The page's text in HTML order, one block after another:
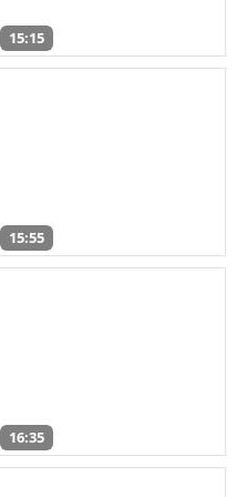
15:15
15:55
16:35